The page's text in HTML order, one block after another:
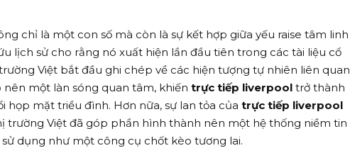
chỉ là một con số mà còn là sự kết hợp giữa yếu raise tâm linh
lịch sử cho rằng nó xuất hiện lần đầu tiên trong các tài liệu cổ
Việt bắt đầu ghi chép về các hiện tượng tự nhiên liên quan
nên một làn sóng quan tâm, khiến trực tiếp liverpool trở thành
họp mặt triều đình. Hơn nữa, sự lan tỏa của trực tiếp liverpool
trường Việt đã góp phần hình thành nên một hệ thống niềm tin
dụng như một công cụ chốt kèo tương lai.